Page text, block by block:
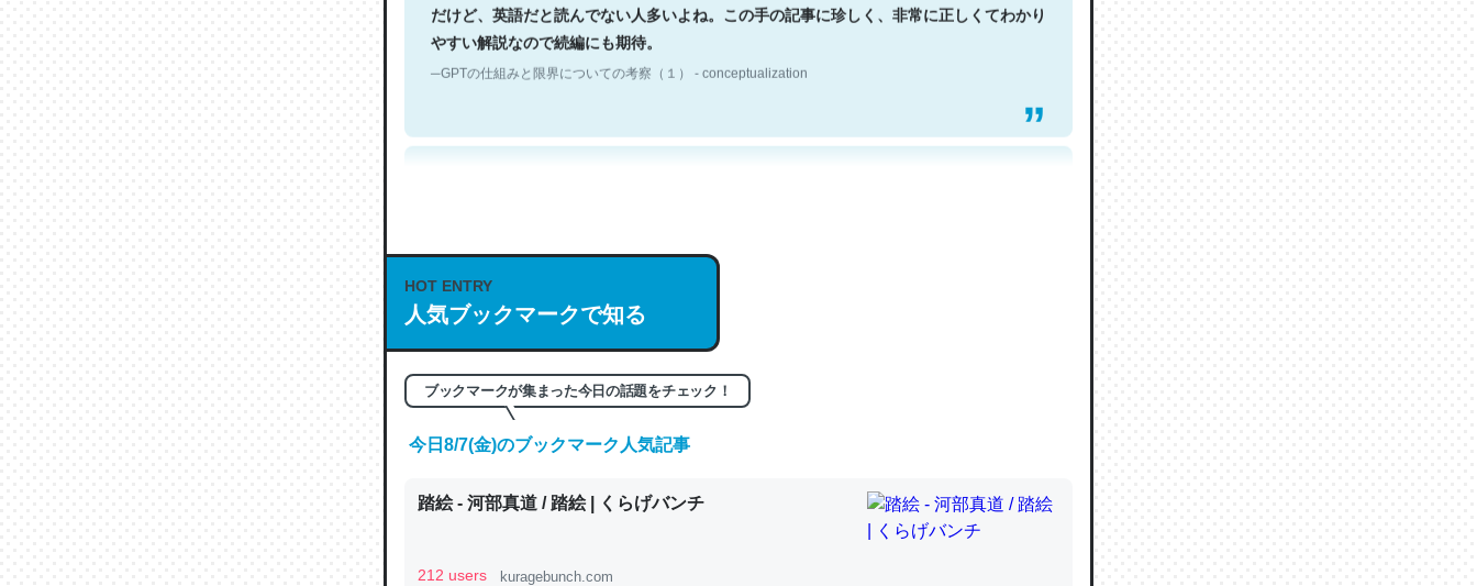
やすい解説なので続編にも期待。
─GPTの仕組みと限界についての考察（１） - conceptualization
これは良記事。32768トークンだと英語小説100ページ分くらい。小説でいう「ずっと前
の伏線」は回収されないけど、短期記憶というには多い分量。進化すればするほど分かり
やすく強くなりそう
HOT ENTRY
人気ブックマークで知る
ブックマークが集まった今日の話題をチェック！
今日8/7(金)のブックマーク人気記事
踏絵 - 河部真道 / 踏絵 | くらげバンチ
212 users kuragebunch.com